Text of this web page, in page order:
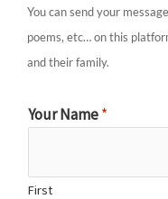
You can send your
poems, etc… on this
and their family.
Your Name*
First